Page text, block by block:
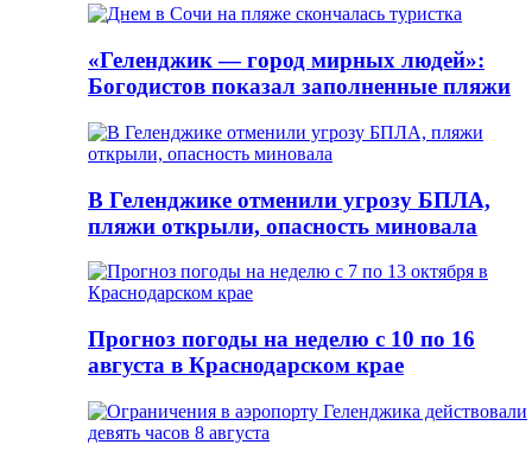
«Геленджик — город мирных людей»:
Богодистов показал заполненные пляжи
В Геленджике отменили угрозу БПЛА,
пляжи открыли, опасность миновала
Прогноз погоды на неделю с 10 по 16
августа в Краснодарском крае